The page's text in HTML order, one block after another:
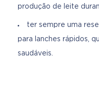
produção de leite
ter sempre uma
para lanches rápidos,
saudáveis.